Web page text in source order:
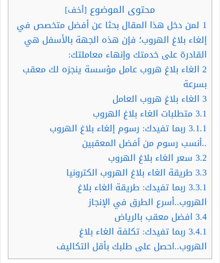
محتوى الموضوع [أخف]
1 لمن دخل هذا المقال بحثا عن أفضل متخصص في
إلغاء بلاغ الهروب؛ فإن هذه الجهة بالأسفل هي
القادرة على خدمتك وإنهاء معاملتك:
2 الغاء بلاغ هروب عامل مؤسسة ينجزه لك معقب
بسرعة
3 الغاء بلاغ هروب العامل
3.1متطلبات الغاء بلاغ الهروب
3.1.1 ربما تفيدك: رسوم إلغاء بلاغ الهروب
..أنسب رسوم من أفضل المعقبين
3.2 سعر الغاء بلاغ الهروب
3.3 طريقة الغاء بلاغ الهروب الكترونيا
3.3.1 ربما تفيدك: طريقة الغاء بلاغ
الهروب..أسرع الطرق في الإنجاز
3.4 افضل معقب بالرياض
3.4.1 ربما تفيدك: تكلفة الغاء بلاغ
الهروب..احصل على طلبك بأقل التكاليف